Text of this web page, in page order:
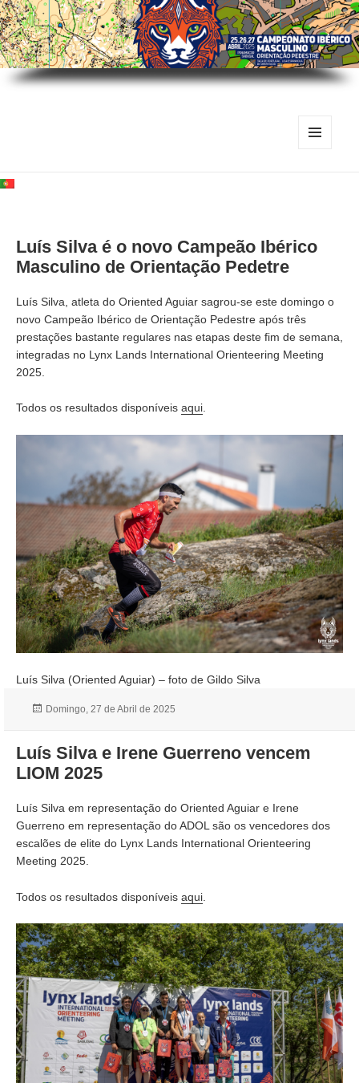
Luís Silva é o novo Campeão Ibérico
Masculino de Orientação Pedetre
Luís Silva, atleta do Oriented Aguiar sagrou-se este domingo o
novo Campeão Ibérico de Orientação Pedestre após três
prestações bastante regulares nas etapas deste fim de semana,
integradas no Lynx Lands International Orienteering Meeting
2025.
Todos os resultados disponíveis aqui.
Luís Silva (Oriented Aguiar) – foto de Gildo Silva
Publicado
Domingo, 27 de Abril de 2025
Luís Silva e Irene Guerreno vencem
LIOM 2025
Luís Silva em representação do Oriented Aguiar e Irene
Guerreno em representação do ADOL são os vencedores dos
escalões de elite do Lynx Lands International Orienteering
Meeting 2025.
Todos os resultados disponíveis aqui